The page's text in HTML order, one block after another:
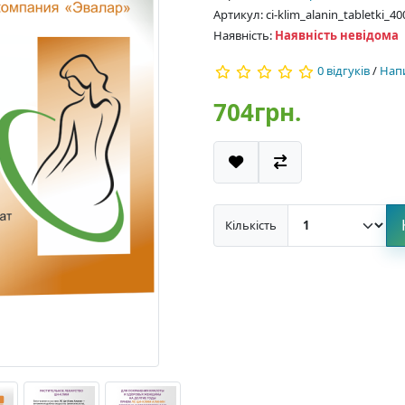
Артикул: ci-
Наявність: Наявність невідома
0 відгуків/
704грн.
Кількість